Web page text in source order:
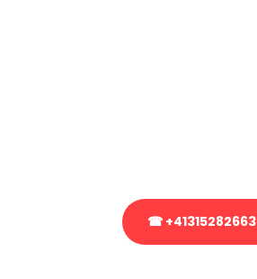
☎ +41315282663